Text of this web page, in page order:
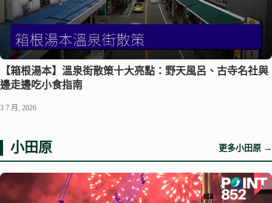
【箱根湯本】溫泉街散策十大亮點：野天風呂、古寺名社與
邊走邊吃小食指南
3 7 月, 2026
小田原 更多小田原 →